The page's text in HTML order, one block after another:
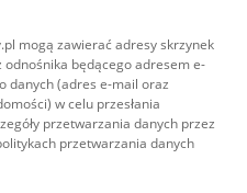
mogą zawierać adresy skrzynek
będącego adresem e-
danych (adres e-mail oraz
w celu przesłania
przetwarzania danych przez
przetwarzania danych